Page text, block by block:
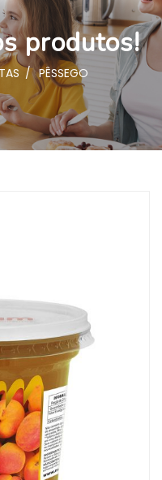
produtos!
PÊSSEGO